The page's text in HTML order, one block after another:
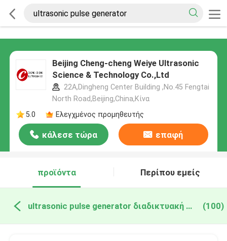
Beijing Cheng-cheng Weiye Ultrasonic
Science & Technology Co.,Ltd
22A,Dingheng Center Building ,No.45 Fengtai
North Road,Beijing,China,Κίνα
5.0
Ελεγχμένος προμηθευτής
κάλεσε τώρα επαφή
προϊόντα Περίπου εμείς
ultrasonic pulse generator διαδικτυακή κατασκευή (100)